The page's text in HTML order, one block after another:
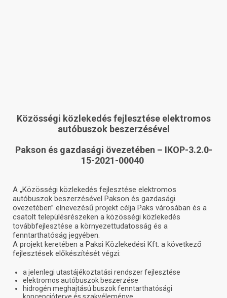
Közösségi közlekedés fejlesztése elektromos
autóbuszok beszerzésével
Pakson és gazdasági övezetében – IKOP-3.2.0-
15-2021-00040
A „Közösségi közlekedés fejlesztése elektromos
autóbuszok beszerzésével Pakson és gazdasági
övezetében” elnevezésű projekt célja Paks városában és a
csatolt településrészeken a közösségi közlekedés
továbbfejlesztése a környezettudatosság és a
fenntarthatóság jegyében.
A projekt keretében a Paksi Közlekedési Kft. a következő
fejlesztések előkészítését végzi:
a jelenlegi utastájékoztatási rendszer fejlesztése
elektromos autóbuszok beszerzése
hidrogén meghajtású buszok fenntarthatósági